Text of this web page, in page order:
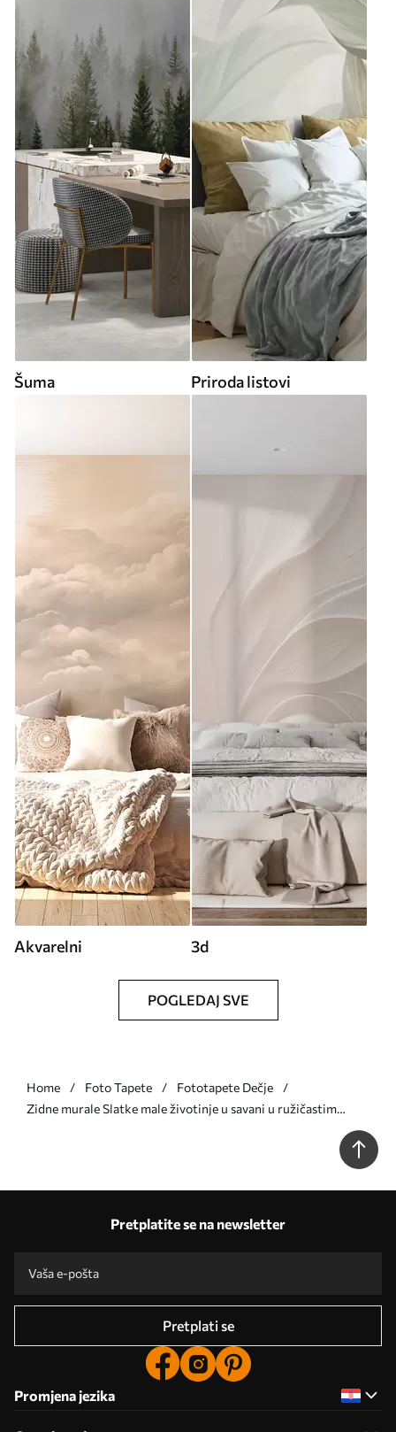
Šuma Priroda listovi
Akvarelni 3d
POGLEDAJ SVE
Home Foto Tapete
Fototapete Dečje
Zidne murale Slatke male životinje u savani u ružičastim
Pretplatite se na newsletter
Pretplati se
Promjena jezika